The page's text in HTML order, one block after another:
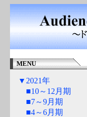
MENU
▼2021年
■10～12月期
■7～9月期
■4～6月期